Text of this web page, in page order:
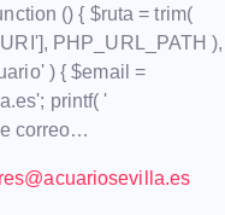
() { $ruta = trim(
PHP_URL_PATH ),
) { $email =
printf( '
correo…